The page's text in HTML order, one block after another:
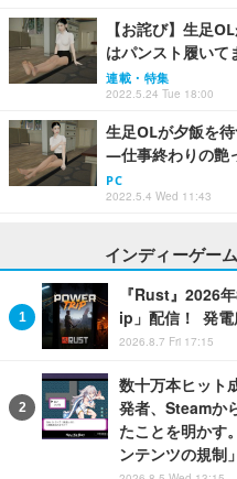
【お詫び】生足
はパンスト履いて
連載・特集
2022.5.24 Tue 18:00
生足OLが夕飯を
―仕事終わりの艶
PC
2022.5.4 Wed 11:43
インディーゲー
『Rust』2026
ip」配信！ 発電
2026.8.7 Fri 17:15
数十万本ヒット
発者、Steamか
たことを明かす
ンテンツの規制